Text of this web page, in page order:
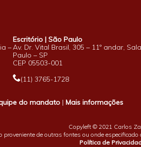
–
Escritório | São Paulo
Av. Dr. Vital Brasil, 305 – 11º andar,
Paulo – SP
CEP 05503-001
(11) 3765-1728
do mandato |Mais informações
Copyleft © 2021 Carlos
proveniente de outras fontes ou onde
Política de